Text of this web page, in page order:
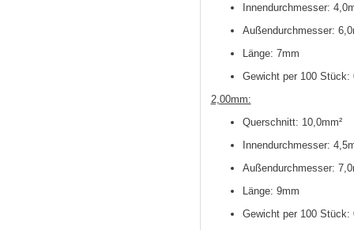
Innendurchmesser:
Außendurchmesser:
Länge: 7mm
Gewicht per 100 Stück:
2,00mm:
Querschnitt: 10,0mm²
Innendurchmesser:
Außendurchmesser:
Länge: 9mm
Gewicht per 100 Stück: